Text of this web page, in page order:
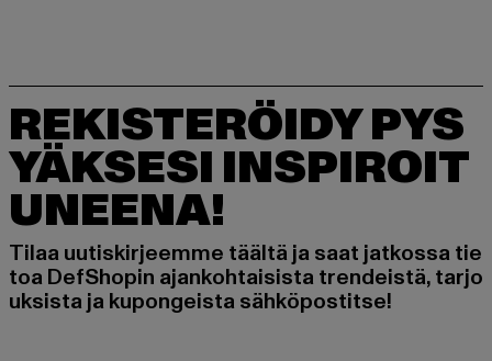
REKISTERÖIDY PYS
YÄKSESI INSPIROIT
UNEENA!
Tilaa uutiskirjeemme täältä ja saat jatkossa tie
toa DefShopin ajankohtaisista trendeistä, tarjo
uksista ja kupongeista sähköpostitse!